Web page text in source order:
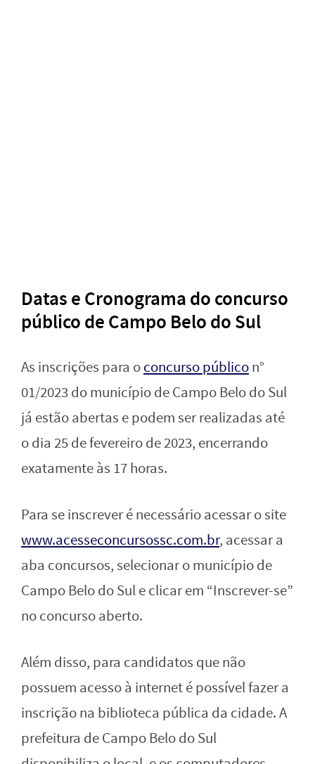
Datas e Cronograma do concurso
público de Campo Belo do Sul
As inscrições para oconcurso públicon°
01/2023 do município de Campo Belo do Sul
já estão abertas e podem ser realizadas até
o dia 25 de fevereiro de 2023, encerrando
exatamente às 17 horas.
Para se inscrever é necessário acessar o site
www.acesseconcursossc.com.br, acessar a
aba concursos, selecionar o município de
Campo Belo do Sul e clicar em “Inscrever-se”
no concurso aberto.
Além disso, para candidatos que não
possuem acesso à internet é possível fazer a
inscrição na biblioteca pública da cidade. A
prefeitura de Campo Belo do Sul